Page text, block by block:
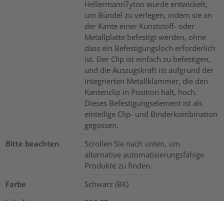
HellermannTyton wurde entwickelt,
um Bündel zu verlegen, indem sie an
der Kante einer Kunststoff- oder
Metallplatte befestigt werden, ohne
dass ein Befestigungsloch erforderlich
ist. Der Clip ist einfach zu befestigen,
und die Auszugskraft ist aufgrund der
integrierten Metallklammer, die den
Kantenclip in Position hält, hoch.
Dieses Befestigungselement ist als
einteilige Clip- und Binderkombination
gegossen.
Bitte beachten
Scrollen Sie nach unten, um
alternative automatisierungsfähige
Produkte zu finden.
Farbe
Schwarz (BK)